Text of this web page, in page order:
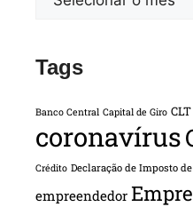
Tags
Banco Central Capital de Giro CLT
coronavírus
Crédito Declaração de Imposto
empreendedor